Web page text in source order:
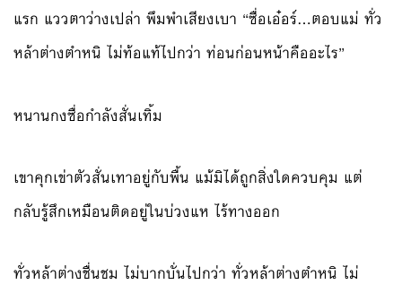
แรก แววตาว่างเปล่า พึมพำเสียงเบา “ซื่อเอ๋อร์…ตอบแม่ ทั่ว
หล้าต่างตำหนิ ไม่ท้อแท้ไปกว่า ท่อนก่อนหน้าคืออะไร”
หนานกงซื่อกำลังสั่นเทิ้ม
เขาคุกเข่าตัวสั่นเทาอยู่กับพื้น แม้มิได้ถูกสิ่งใดควบคุม แต่
กลับรู้สึกเหมือนติดอยู่ในบ่วงแห ไร้ทางออก
ทั่วหล้าต่างชื่นชม ไม่บากบั่นไปกว่า ทั่วหล้าต่างตำหนิ ไม่